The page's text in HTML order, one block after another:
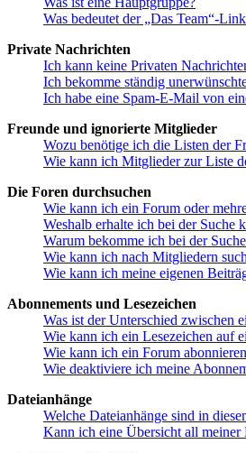
Was bedeutet der „Das Team“-
Private Nachrichten
Ich kann keine Privaten
Ich bekomme ständig
Ich habe eine Spam-E-Mail von
Freunde und ignorierte Mitglieder
Wozu benötige ich die Listen der
Wie kann ich Mitglieder zur Liste
Die Foren durchsuchen
Wie kann ich ein Forum oder
Weshalb erhalte ich bei der Suche
Warum bekomme ich bei der
Wie kann ich nach Mitgliedern
Wie kann ich meine eigenen
Abonnements und Lesezeichen
Was ist der Unterschied zwischen
Wie kann ich ein Lesezeichen auf
Wie kann ich ein Forum
Wie deaktiviere ich meine
Dateianhänge
Welche Dateianhänge sind in
Kann ich eine Übersicht all meiner